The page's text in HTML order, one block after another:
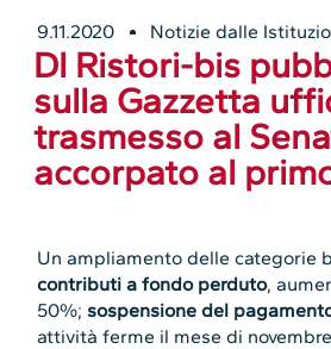
9.11.2020 Notizie dalle
Dl Ristori-bis
sulla Gazzetta
trasmesso al
accorpato al
Un ampliamento delle categorie
contributi a fondo perduto,
50%; sospensione del
attività ferme il mese di